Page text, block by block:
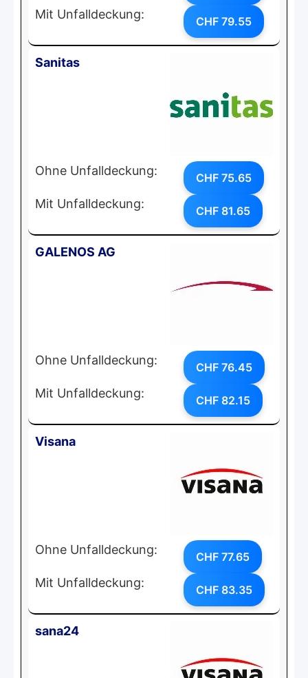
Mit Unfalldeckung: CHF 79.55
Sanitas
Ohne Unfalldeckung: CHF 75.65
Mit Unfalldeckung: CHF 81.65
GALENOS AG
Ohne Unfalldeckung: CHF 76.45
Mit Unfalldeckung: CHF 82.15
Visana
Ohne Unfalldeckung: CHF 77.65
Mit Unfalldeckung: CHF 83.35
sana24